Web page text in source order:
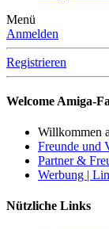
Menü
Anmelden
Registrieren
Welcome Amiga-
Willkommen
Freunde und
Partner &
Werbung |
Nützliche Links